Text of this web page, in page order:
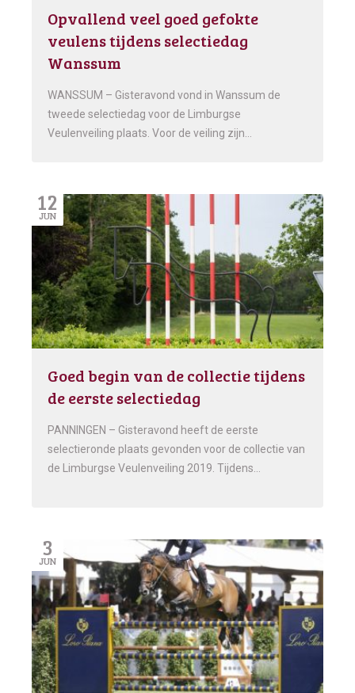
Opvallend veel goed gefokte
veulens tijdens selectiedag
Wanssum
WANSSUM – Gisteravond vond in Wanssum de
tweede selectiedag voor de Limburgse
Veulenveiling plaats. Voor de veiling zijn…
12
JUN
Goed begin van de collectie tijdens
de eerste selectiedag
PANNINGEN – Gisteravond heeft de eerste
selectieronde plaats gevonden voor de collectie van
de Limburgse Veulenveiling 2019. Tijdens…
3
JUN